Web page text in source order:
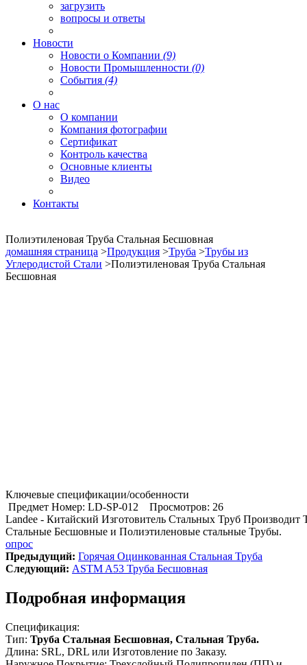
загрузить
вопросы и ответы
Новости
Новости о Компании (9)
Новости Промышленности (0)
События (4)
О нас
О компании
Компания фотографии
Сертификат
Контроль качества
Основные клиенты
Видео
Контакты
Полиэтиленовая Труба Стальная Бесшовная
домашняя страница >Продукция >Труба >Трубы из
Углеродистой Стали >Полиэтиленовая Труба Стальная
Бесшовная
Ключевые спецификации/особенности
Предмет Номер: LD-SP-012
Просмотров: 26
Landee - Китайский Изготовитель Стальных Труб Производит
Стальные Бесшовные и Полиэтиленовые стальные Трубы.
опрос
Предыдущий: Горячая Оцинкованная Стальная Труба
Cледующий: ASTM A53 Труба Бесшовная
Подробная информация
Спецификация:
Тип: Труба Стальная Бесшовная, Стальная Труба.
Длина: SRL, DRL или Изготовление по Заказу.